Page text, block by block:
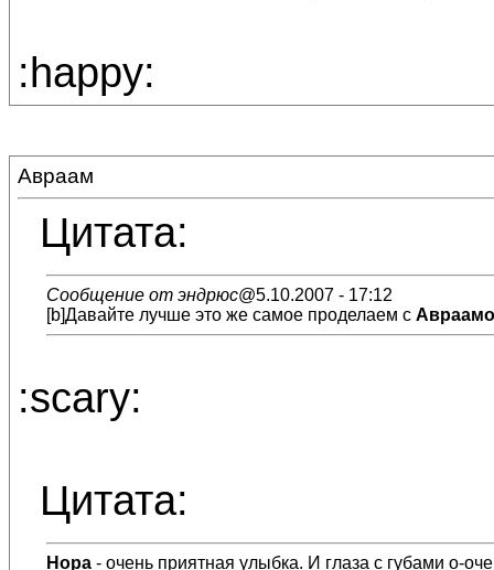
:happy:
Авраам
Цитата:
Сообщение от эндрюс@5.10.2007 - 17:12
[b]Давайте лучше это же самое проделаем с
:scary:
Цитата:
Нора - очень приятная улыбка. И глаза с губами о-